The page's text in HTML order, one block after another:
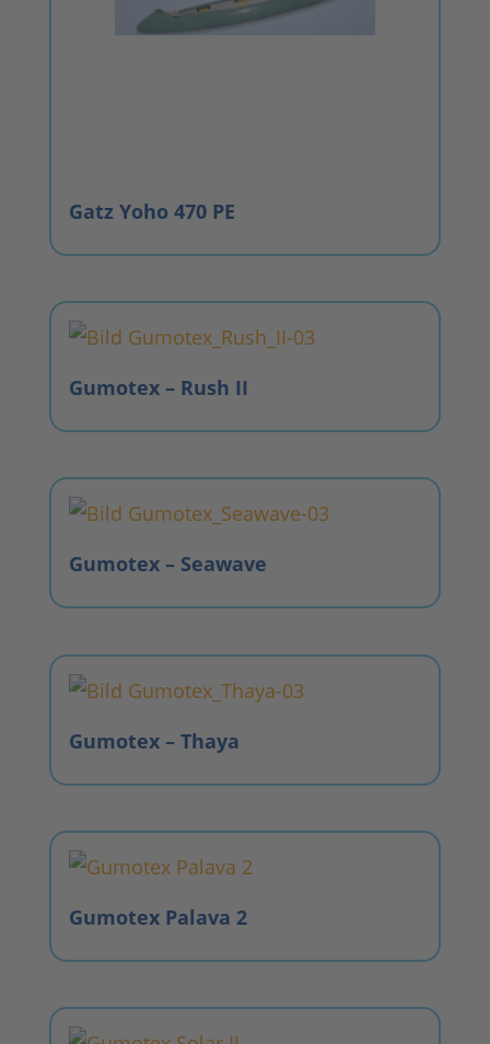
Gatz Yoho 470 PE
Gumotex – Rush II
Gumotex – Seawave
Gumotex – Thaya
Gumotex Palava 2